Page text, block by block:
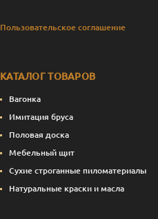
Пользовательское соглашение
КАТАЛОГ ТОВАРОВ
Вагонка
Имитация бруса
Половая доска
Мебельный щит
Сухие строганные пиломатериалы
Натуральные краски и масла